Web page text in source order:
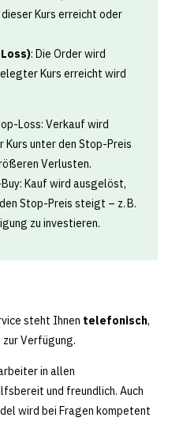
Kurs erreicht oder
: Die Order wird
Kurs erreicht wird
Loss: Verkauf wird
Kurs unter den Stop-Preis
Verlusten.
Kauf wird ausgelöst,
Stop-Preis steigt – z. B.
zu investieren.
steht Ihnen telefonisch,
zur Verfügung.
in allen
und freundlich. Auch
wird bei Fragen kompetent